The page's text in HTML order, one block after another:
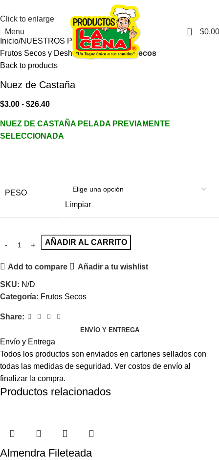
Menu 0 $0.00
Click to enlarge
Inicio NUESTROS PRODUCTOS
Frutos Secos y Deshidratados Frutos Secos
Back to products
Nuez de Castaña
$3.00 - $26.40
NUEZ DE CASTAÑA PELADA PREVIAMENTE
SELECCIONADA
PESO
Limpiar
AÑADIR AL CARRITO
Add to compare Añadir a tu wishlist
SKU: N/D
Categoría: Frutos Secos
Share:
ENVÍO Y ENTREGA
Envío y Entrega
Todos los productos son enviados en cartones sellados con
todas las medidas de seguridad. Ver costos de envío al
finalizar la compra.
Productos relacionados
Almendra Fileteada